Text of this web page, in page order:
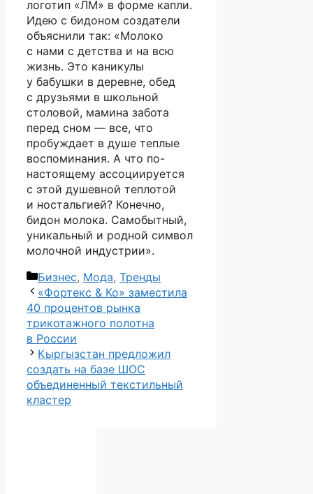
логотип «ЛМ» в форме капли.
Идею с бидоном создатели
объяснили так: «Молоко
с нами с детства и на всю
жизнь. Это каникулы
у бабушки в деревне, обед
с друзьями в школьной
столовой, мамина забота
перед сном — все, что
пробуждает в душе теплые
воспоминания. А что по-
настоящему ассоциируется
с этой душевной теплотой
и ностальгией? Конечно,
бидон молока. Самобытный,
уникальный и родной символ
молочной индустрии».
Рубрики
Бизнес, Мода, Тренды
«Фортекс & Ко» заместила
40 процентов рынка
трикотажного полотна
в России
Кыргызстан предложил
создать на базе ШОС
объединенный текстильный
кластер